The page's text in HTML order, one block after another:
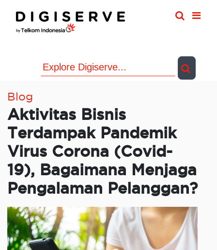
content
Blog
Aktivitas Bisnis
Terdampak Pandemik
Virus Corona (Covid-
19), Bagaimana Menjaga
Pengalaman Pelanggan?